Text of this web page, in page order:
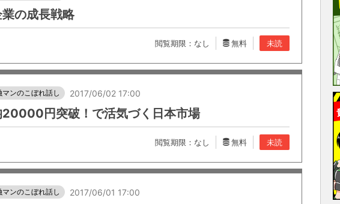
の成長戦略
未読
無料
閲覧期限：なし
ンのこぼれ話し 2017/06/02 17:00
20000円突破！で活気づく日本市場
未読
無料
閲覧期限：なし
ンのこぼれ話し 2017/06/01 17:00